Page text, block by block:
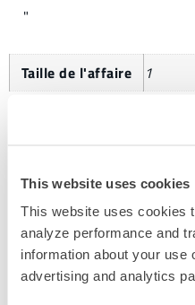
This website uses cookies
This website uses cookies
analyze performance and
information about your use
advertising and analytics
"
Taille de l'affaire 1
DEMANDE
SUPPLÉMENTAIRES